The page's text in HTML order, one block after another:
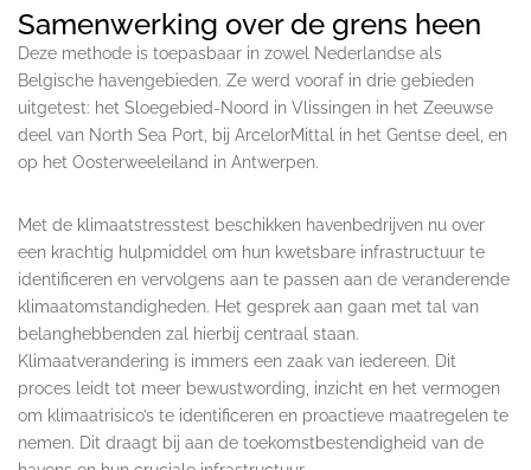
Samenwerking over de grens heen
Deze methode is toepasbaar in zowel Nederlandse als
Belgische havengebieden. Ze werd vooraf in drie gebieden
uitgetest: het Sloegebied-Noord in Vlissingen in het Zeeuwse
deel van North Sea Port, bij ArcelorMittal in het Gentse deel, en
op het Oosterweeleiland in Antwerpen.
Met de klimaatstresstest beschikken havenbedrijven nu over
een krachtig hulpmiddel om hun kwetsbare infrastructuur te
identificeren en vervolgens aan te passen aan de veranderende
klimaatomstandigheden. Het gesprek aan gaan met tal van
belanghebbenden zal hierbij centraal staan.
Klimaatverandering is immers een zaak van iedereen. Dit
proces leidt tot meer bewustwording, inzicht en het vermogen
om klimaatrisico’s te identificeren en proactieve maatregelen te
nemen. Dit draagt bij aan de toekomstbestendigheid van de